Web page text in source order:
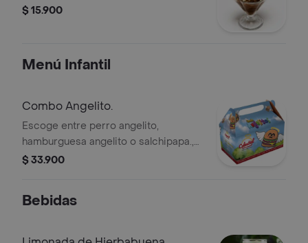
$ 15.900
Menú Infantil
Combo Angelito.
Escoge entre perro angelito,
hamburguesa angelito o salchipapa.,
mas papa a la francesa jugo en caja y
$ 33.900
Bebidas